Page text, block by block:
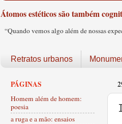
Átomos estéticos são também
“Quando vemos algo além de nossas
Retratos urbanos
PÁGINAS
Homem além de homem:
poesia
a ruga e a mão: ensaios